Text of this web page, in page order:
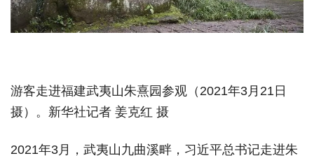
游客走进福建武夷山朱熹园参观（2021年3月21日
摄）。新华社记者 姜克红 摄
2021年3月，武夷山九曲溪畔，习近平总书记走进朱